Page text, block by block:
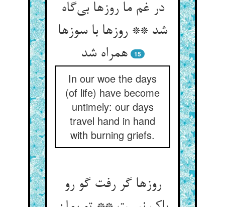
در غم ما روزها بی‌‌گاه
شد ** روزها با سوزها
همراه شد
15
In our woe the days
(of life) have become
untimely: our days
travel hand in hand
with burning griefs.
روزها گر رفت گو رو